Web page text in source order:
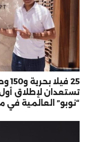
25
تستعدان لإطلاق
“نوبو” العالمية في